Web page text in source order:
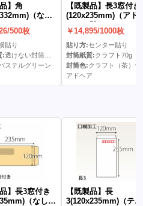
】角
（な
500枚
貼り
:透けない封筒パステル100g
ステルグリーン
【既製品】長3窓付き
(120x235mm)（アド
￥14,895/1000枚
貼り方:センター貼り
封筒紙質:クラフト70g
封筒色:クラフト（茶）色
アドヘア
品】長3窓付き
（なし）
【既製品】長
3(120x235mm)（テー